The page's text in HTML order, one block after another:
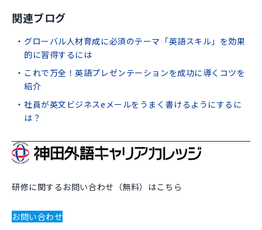
関連ブログ
グローバル人材育成に必須のテーマ「英語スキル」を効果
的に習得するには
これで万全！英語プレゼンテーションを成功に導くコツを
紹介
社員が英文ビジネスeメールをうまく書けるようにするに
は？
研修に関するお問い合わせ（無料）はこちら
お問い合わせ